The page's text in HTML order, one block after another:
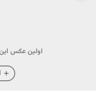
اولین عکس